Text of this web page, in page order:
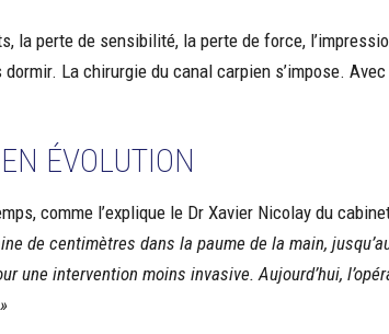
la perte de sensibilité, la perte de force,
La chirurgie du canal carpien s’impose.
ÉVOLUTION
comme l’explique le Dr Xavier Nicolay du
de centimètres dans la paume de la main,
une intervention moins invasive. Aujourd’hui,